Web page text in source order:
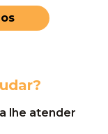
lhe atender